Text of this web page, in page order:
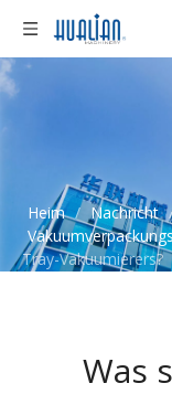
Heim / Nachricht
Tray-Vakuumierers?
Was